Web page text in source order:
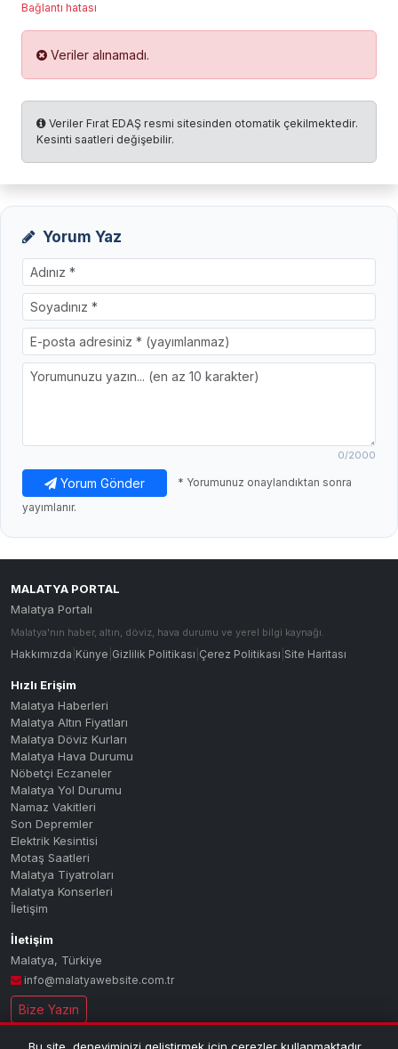
Bağlantı hatası
Veriler alınamadı.
Veriler Fırat EDAŞ resmi sitesinden otomatik çekilmektedir.
Kesinti saatleri değişebilir.
Yorum Yaz
0/2000
Yorum Gönder
* Yorumunuz onaylandıktan sonra
yayımlanır.
MALATYA PORTAL
Malatya Portalı
Malatya'nın haber, altın, döviz, hava durumu ve yerel bilgi kaynağı.
Hakkımızda Künye Gizlilik Politikası Çerez Politikası Site Haritası
Hızlı Erişim
Malatya Haberleri
Malatya Altın Fiyatları
Malatya Döviz Kurları
Malatya Hava Durumu
Nöbetçi Eczaneler
Malatya Yol Durumu
Namaz Vakitleri
Son Depremler
Elektrik Kesintisi
Motaş Saatleri
Malatya Tiyatroları
Malatya Konserleri
İletişim
İletişim
Malatya, Türkiye
info@malatyawebsite.com.tr
Bize Yazın